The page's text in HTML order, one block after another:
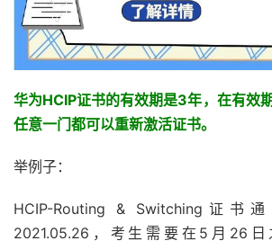
华为HCIP证书的有效期是3年，在有效
任意一门都可以重新激活证书。
举例子：
HCIP-Routing & Switching证书
2021.05.26，考生需要在5月26